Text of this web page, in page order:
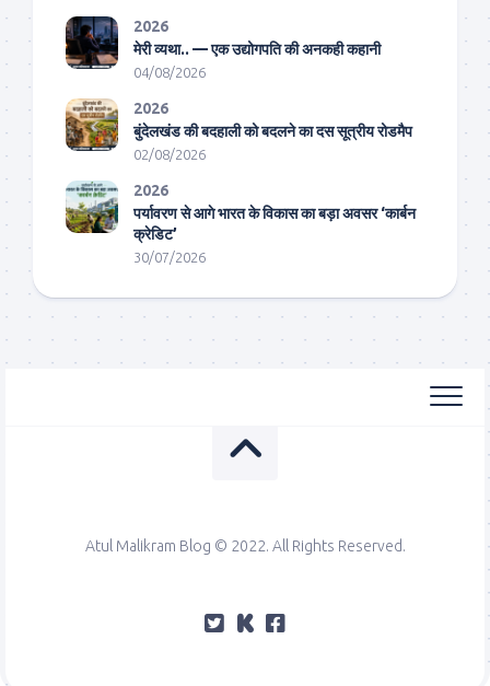
2026
मेरी व्यथा.. — एक उद्योगपति की अनकही कहानी
04/08/2026
2026
बुंदेलखंड की बदहाली को बदलने का दस सूत्रीय रोडमैप
02/08/2026
2026
पर्यावरण से आगे भारत के विकास का बड़ा अवसर ‘कार्बन
क्रेडिट’
30/07/2026
Atul Malikram Blog © 2022. All Rights Reserved.